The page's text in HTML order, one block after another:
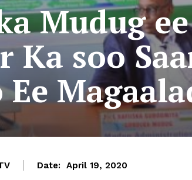
Mudug
Ka soo
Date: April 19, 2020